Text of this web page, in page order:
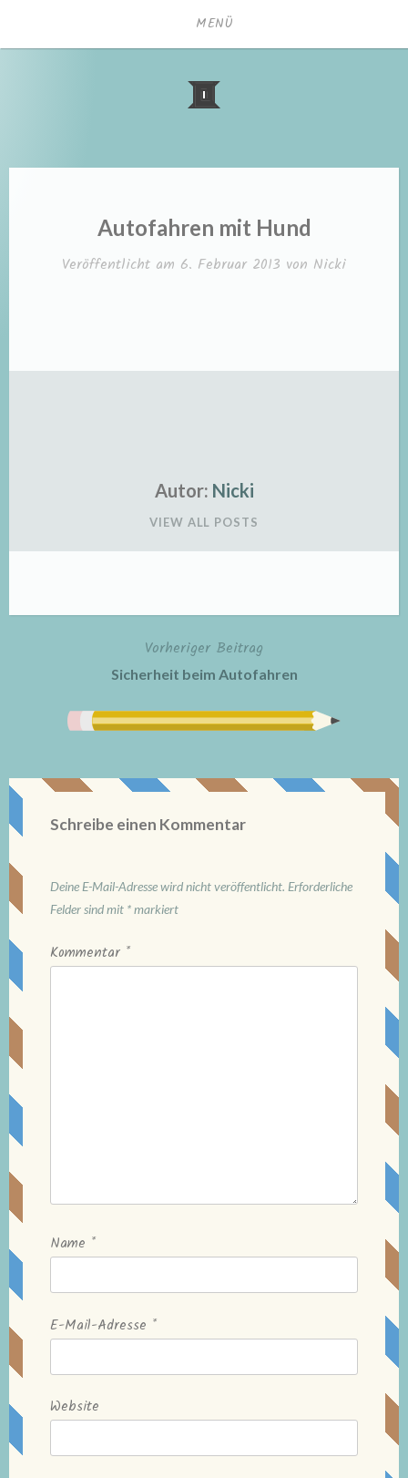
MENÜ
Autofahren mit Hund
Veröffentlicht am 6. Februar 2013 von Nicki
Autor: Nicki
VIEW ALL POSTS
BeitragsnavigationVorheriger Beitrag
Sicherheit beim Autofahren
Schreibe einen Kommentar
Deine E-Mail-Adresse wird nicht veröffentlicht. Erforderliche
Felder sind mit *markiert
Kommentar *
Name *
E-Mail-Adresse *
Website